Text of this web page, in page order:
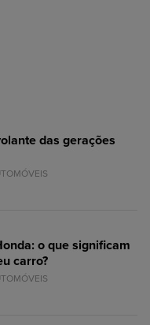
das gerações
o que significam
carro?